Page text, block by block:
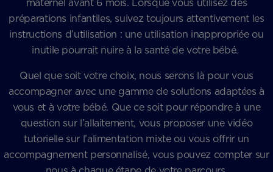
maternel avant 6 mois. Lorsque vous utilisez des
préparations infantiles, suivez toujours attentivement les
instructions d’utilisation : une utilisation inappropriée ou
inutile pourrait nuire à la santé de votre bébé.
Quel que soit votre choix, nous serons là pour vous
accompagner avec une gamme de solutions adaptées à
vous et à votre bébé. Que ce soit pour répondre à une
question sur l’allaitement, vous proposer une vidéo
tutorielle sur l’alimentation mixte ou vous offrir un
accompagnement personnalisé, vous pouvez compter sur